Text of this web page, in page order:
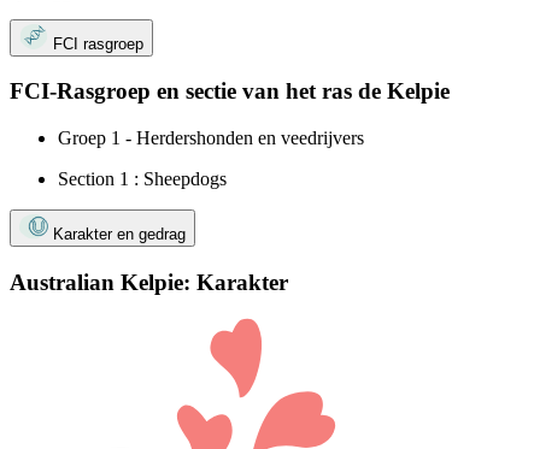
FCI rasgroep
FCI-Rasgroep en sectie van het ras de Kelpie
Groep 1 - Herdershonden en veedrijvers
Section 1 : Sheepdogs
Karakter en gedrag
Australian Kelpie: Karakter